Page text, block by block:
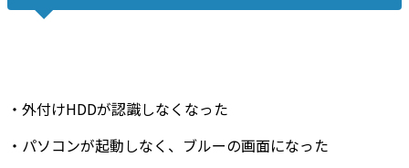
・ 外付けHDDが認識しなくなった
・ パソコンが起動しなく 、 ブルーの画面になった